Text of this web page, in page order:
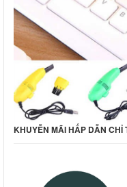
KHUYỄN MÃI HẤP DẪN CHỈ